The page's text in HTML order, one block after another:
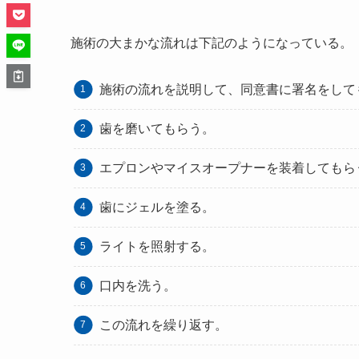
施術の大まかな流れは下記のようになっている。
施術の流れを説明して、同意書に署名をして
歯を磨いてもらう。
エプロンやマイスオープナーを装着してもら
歯にジェルを塗る。
ライトを照射する。
口内を洗う。
この流れを繰り返す。